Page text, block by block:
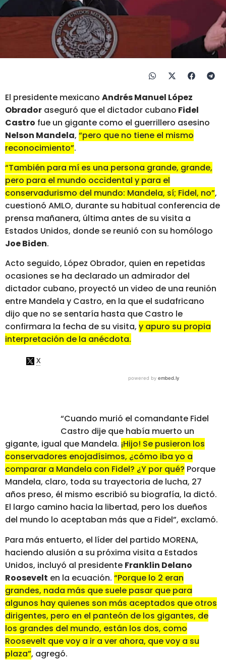
El presidente mexicano Andrés Manuel López
Obrador aseguró que el dictador cubano Fidel
Castro fue un gigante como el guerrillero asesino
Nelson Mandela, “pero que no tiene el mismo
reconocimiento”.
“También para mí es una persona grande, grande,
pero para el mundo occidental y para el
conservadurismo del mundo: Mandela, sí; Fidel, no”,
cuestionó AMLO, durante su habitual conferencia de
prensa mañanera, última antes de su visita a
Estados Unidos, donde se reunió con su homólogo
Joe Biden.
Acto seguido, López Obrador, quien en repetidas
ocasiones se ha declarado un admirador del
dictador cubano, proyectó un video de una reunión
entre Mandela y Castro, en la que el sudafricano
dijo que no se sentaría hasta que Castro le
confirmara la fecha de su visita, y apuro su propia
interpretación de la anécdota.
“Cuando murió el comandante Fidel
Castro dije que había muerto un
gigante, igual que Mandela. ¡Hijo! Se pusieron los
conservadores enojadísimos, ¿cómo iba yo a
comparar a Mandela con Fidel? ¿Y por qué? Porque
Mandela, claro, toda su trayectoria de lucha, 27
años preso, él mismo escribió su biografía, la dictó.
El largo camino hacia la libertad, pero los dueños
del mundo lo aceptaban más que a Fidel”, exclamó.
Para más entuerto, el líder del partido MORENA,
haciendo alusión a su próxima visita a Estados
Unidos, incluyó al presidente Franklin Delano
Roosevelt en la ecuación. “Porque lo 2 eran
grandes, nada más que suele pasar que para
algunos hay quienes son más aceptados que otros
dirigentes, pero en el panteón de los gigantes, de
los grandes del mundo, están los dos, como
Roosevelt que voy a ir a ver ahora, que voy a su
plaza”, agregó.